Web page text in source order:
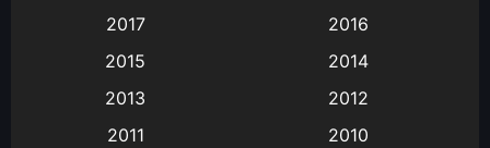
Animation แอนิเมชัน
(9)
2017
2016
2015
2014
2013
2012
2011
2010